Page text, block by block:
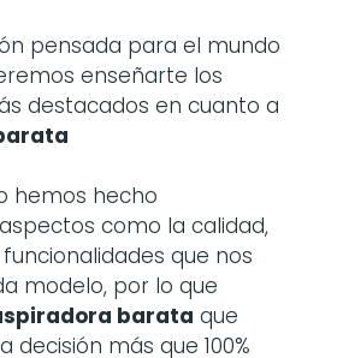
pensada para el mundo
enseñarte los
destacados en cuanto a
hemos hecho
como la calidad,
que nos
modelo, por lo que
barata que
decisión más que 100%